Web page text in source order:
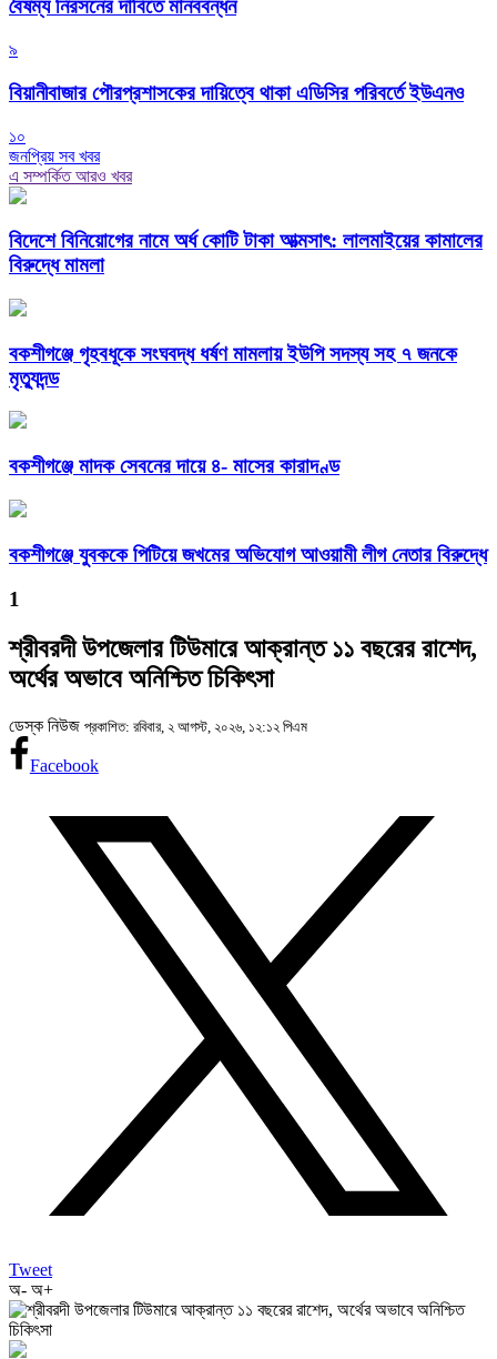
বৈষম্য নিরসনের দাবিতে মানববন্ধন
৯
বিয়ানীবাজার পৌরপ্রশাসকের দায়িত্বে থাকা এডিসির পরিবর্তে ইউএনও
১০
জনপ্রিয় সব খবর
এ সম্পর্কিত আরও খবর
বিদেশে বিনিয়োগের নামে অর্ধ কোটি টাকা আত্মসাৎ: লালমাইয়ের কামালের
বিরুদ্ধে মামলা
বকশীগঞ্জে গৃহবধূকে সংঘবদ্ধ ধর্ষণ মামলায় ইউপি সদস্য সহ ৭ জনকে
মৃত্যুদন্ড
বকশীগঞ্জে মাদক সেবনের দায়ে ৪- মাসের কারাদণ্ড
বকশীগঞ্জে যুবককে পিটিয়ে জখমের অভিযোগ আওয়ামী লীগ নেতার বিরুদ্ধে
1
শ্রীবরদী উপজেলার টিউমারে আক্রান্ত ১১ বছরের রাশেদ,
অর্থের অভাবে অনিশ্চিত চিকিৎসা
ডেস্ক নিউজ প্রকাশিত: রবিবার, ২ আগস্ট, ২০২৬, ১২:১২ পিএম
Facebook
Tweet
অ- অ+